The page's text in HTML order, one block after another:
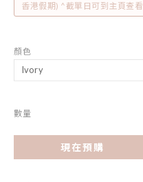
香港假期) ^截單日可到主頁查看
顏色
數量
現在預購